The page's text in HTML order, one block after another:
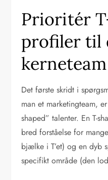
Prioritér
profiler til
kerneteam
Det første skridt i
man et marketingteam,
shaped” talenter. En T-
bred forståelse for
bjælke i T’et) og en dyb
specifikt område (den